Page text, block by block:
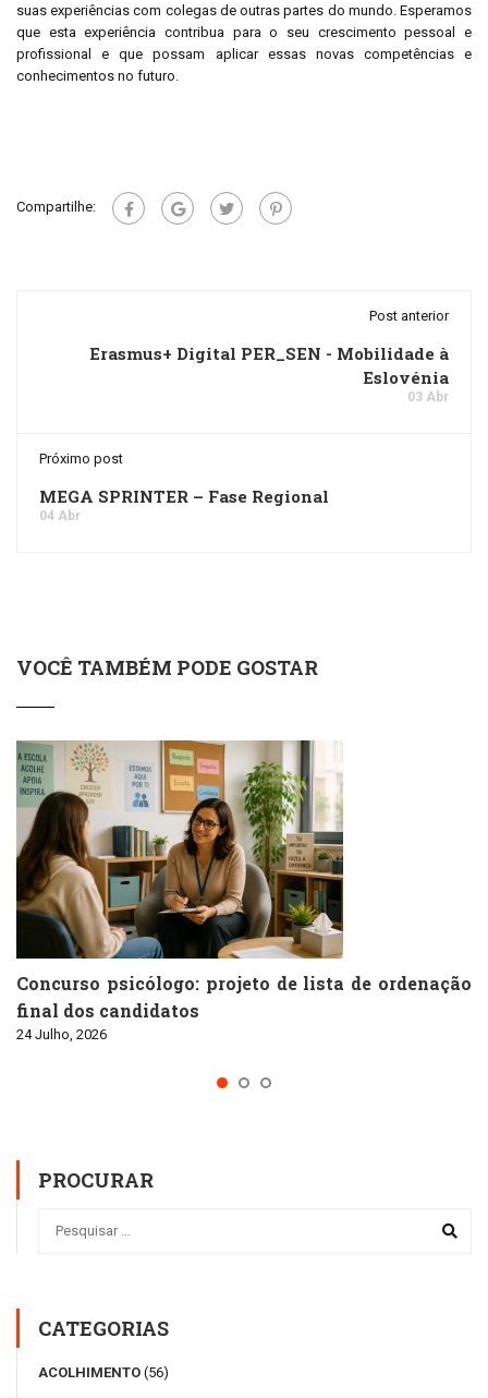
suas experiências com colegas de outras partes do mundo. Esperamos
que esta experiência contribua para o seu crescimento pessoal e
profissional e que possam aplicar essas novas competências e
conhecimentos no futuro.
Compartilhe:
Post anterior
Erasmus+ Digital PER_SEN - Mobilidade à
Eslovénia
03 Abr
Próximo post
MEGA SPRINTER – Fase Regional
04 Abr
VOCÊ TAMBÉM PODE GOSTAR
Concurso psicólogo: projeto de lista de ordenação
final dos candidatos
24 Julho, 2026
PROCURAR
CATEGORIAS
ACOLHIMENTO (56)